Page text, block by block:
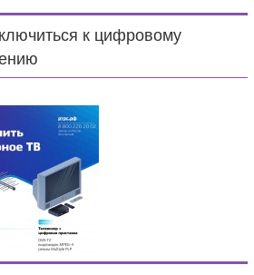
к цифровому